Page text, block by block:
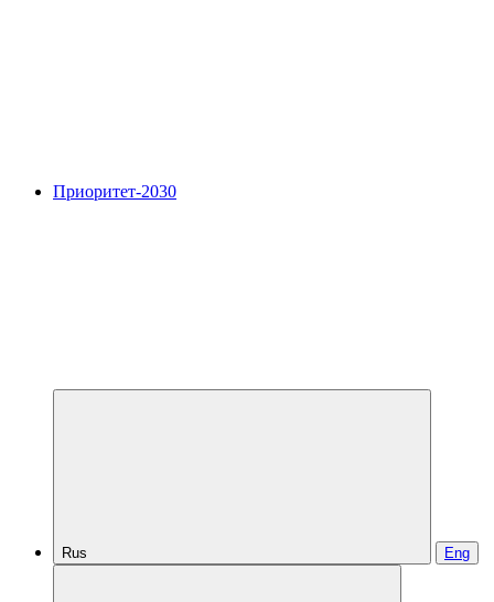
Приоритет-2030
Rus Eng